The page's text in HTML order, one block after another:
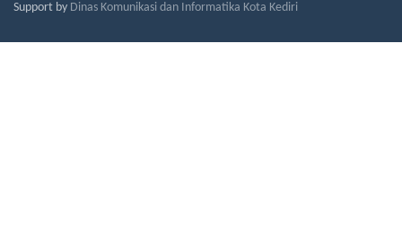
Support by Dinas Komunikasi dan Informatika Kota Kediri